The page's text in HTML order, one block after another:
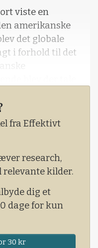
viste en
amerikanske
det globale
i forhold til det
på 4.425
millioner
forventet.
set i
der var
fra Effektivt
research,
relevante kilder.
dig et
dage for kun
30 kr